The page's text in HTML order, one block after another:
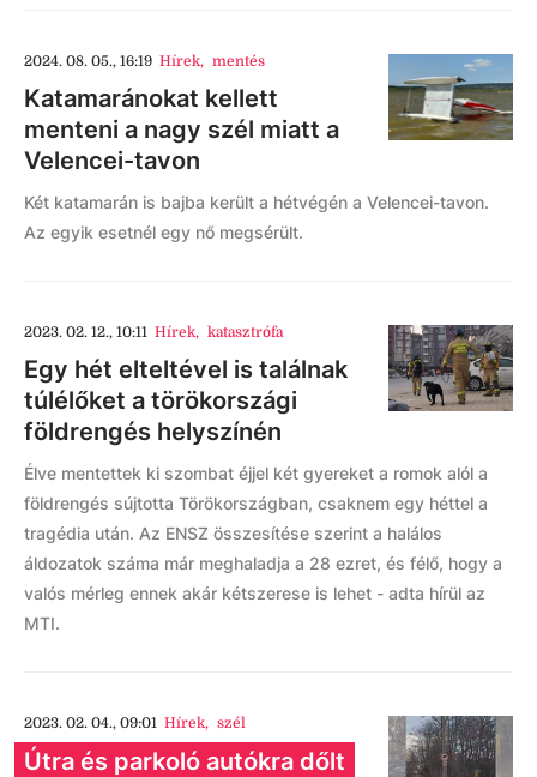
2024. 08. 05., 16:19 Hírek, mentés
Katamaránokat kellett
menteni a nagy szél miatt a
Velencei-tavon
Két katamarán is bajba került a hétvégén a Velencei-tavon.
Az egyik esetnél egy nő megsérült.
2023. 02. 12., 10:11 Hírek, katasztrófa
Egy hét elteltével is találnak
túlélőket a törökországi
földrengés helyszínén
Élve mentettek ki szombat éjjel két gyereket a romok alól a
földrengés sújtotta Törökországban, csaknem egy héttel a
tragédia után. Az ENSZ összesítése szerint a halálos
áldozatok száma már meghaladja a 28 ezret, és félő, hogy a
valós mérleg ennek akár kétszerese is lehet - adta hírül az
MTI.
2023. 02. 04., 09:01 Hírek, szél
Útra és parkoló autókra dőlt